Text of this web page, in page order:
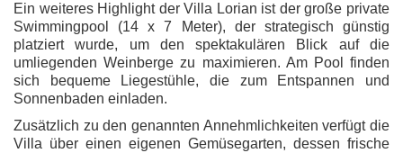
Ein weiteres Highlight der Villa Lorian ist der große private
Swimmingpool (14 x 7 Meter), der strategisch günstig
platziert wurde, um den spektakulären Blick auf die
umliegenden Weinberge zu maximieren. Am Pool finden
sich bequeme Liegestühle, die zum Entspannen und
Sonnenbaden einladen.
Zusätzlich zu den genannten Annehmlichkeiten verfügt die
Villa über einen eigenen Gemüsegarten, dessen frische